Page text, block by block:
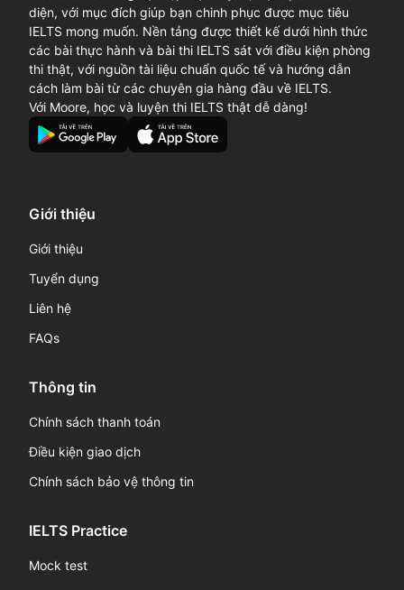
diện, với mục đích giúp bạn chinh phục được mục tiêu
IELTS mong muốn. Nền tảng được thiết kế dưới hình thức
các bài thực hành và bài thi IELTS sát với điều kiện phòng
thi thật, với nguồn tài liệu chuẩn quốc tế và hướng dẫn
cách làm bài từ các chuyên gia hàng đầu về IELTS.
Với Moore, học và luyện thi IELTS thật dễ dàng!
Giới thiệu
Giới thiệu
Tuyển dụng
Liên hệ
FAQs
Thông tin
Chính sách thanh toán
Điều kiện giao dịch
Chính sách bảo vệ thông tin
IELTS Practice
Mock test